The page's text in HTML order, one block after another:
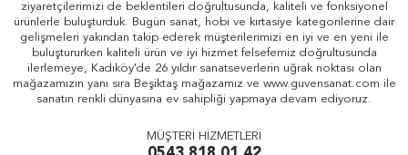
ziyaretçilerimizi de beklentileri doğrultusunda, kaliteli ve fonksiyonel
ürünlerle buluşturduk. Bugün sanat, hobi ve kırtasiye kategorilerine dair
gelişmeleri yakından takip ederek müşterilerimizi en iyi ve en yeni ile
buluştururken kaliteli ürün ve iyi hizmet felsefemiz doğrultusunda
ilerlemeye, Kadıköy'de 26 yıldır sanatseverlerin uğrak noktası olan
mağazamızın yanı sıra Beşiktaş mağazamız ve www.guvensanat.com ile
sanatın renkli dünyasına ev sahipliği yapmaya devam ediyoruz.
MÜŞTERİ HİZMETLERİ